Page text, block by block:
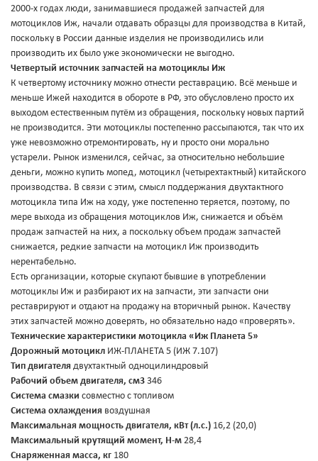
2000-х годах люди, занимавшиеся продажей запчастей для
мотоциклов Иж, начали отдавать образцы для производства в Китай,
поскольку в России данные изделия не производились или
производить их было уже экономически не выгодно.
Четвертый источник запчастей на мотоциклы Иж
К четвертому источнику можно отнести реставрацию. Всё меньше и
меньше Ижей находится в обороте в РФ, это обусловлено просто их
выходом естественным путём из обращения, поскольку новых партий
не производится. Эти мотоциклы постепенно рассыпаются, так что их
уже невозможно отремонтировать, ну и просто они морально
устарели. Рынок изменился, сейчас, за относительно небольшие
деньги, можно купить мопед, мотоцикл (четырехтактный) китайского
производства. В связи с этим, смысл поддержания двухтактного
мотоцикла типа Иж на ходу, уже постепенно теряется, поэтому, по
мере выхода из обращения мотоциклов Иж, снижается и объём
продаж запчастей на них, а поскольку объем продаж запчастей
снижается, редкие запчасти на мотоцикл Иж производить
нерентабельно.
Есть организации, которые скупают бывшие в употреблении
мотоциклы Иж и разбирают их на запчасти, эти запчасти они
реставрируют и отдают на продажу на вторичный рынок. Качеству
этих запчастей можно доверять, но обязательно надо «проверять».
Технические характеристики мотоцикла «Иж Планета 5»
Дорожный мотоцикл ИЖ-ПЛАНЕТА 5 (ИЖ 7.107)
Тип двигателя двухтактный одноцилиндровый
Рабочий объем двигателя, см3 346
Система смазки совместно с топливом
Система охлаждения воздушная
Максимальная мощность двигателя, кВт (л.с.) 16,2 (20,0)
Максимальный крутящий момент, Н-м 28,4
Снаряженная масса, кг 180